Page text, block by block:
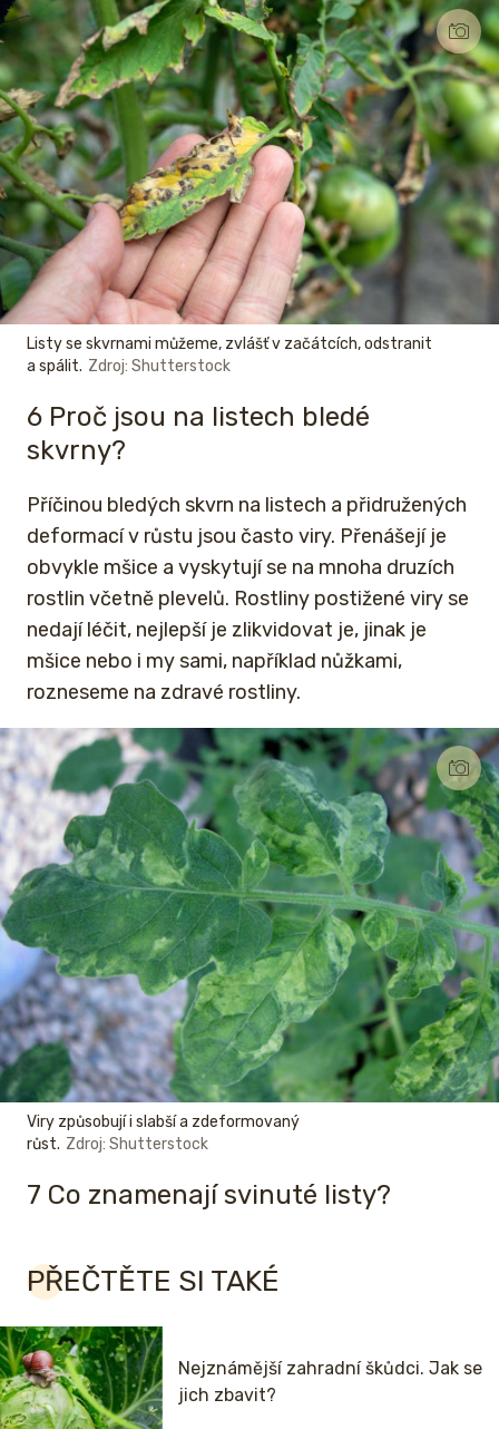
Listy se skvrnami můžeme, zvlášť v začátcích, odstranit
a spálit. Zdroj: Shutterstock
6 Proč jsou na listech bledé
skvrny?
Příčinou bledých skvrn na listech a přidružených
deformací v růstu jsou často viry. Přenášejí je
obvykle mšice a vyskytují se na mnoha druzích
rostlin včetně plevelů. Rostliny postižené viry se
nedají léčit, nejlepší je zlikvidovat je, jinak je
mšice nebo i my sami, například nůžkami,
rozneseme na zdravé rostliny.
Viry způsobují i slabší a zdeformovaný
růst. Zdroj: Shutterstock
7 Co znamenají svinuté listy?
PŘEČTĚTE SI TAKÉ
Nejznámější zahradní škůdci. Jak se
jich zbavit?